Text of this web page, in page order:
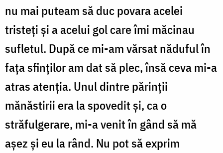
nu mai puteam să duc povara acelei
tristeți și a acelui gol care îmi măcinau
sufletul. După ce mi-am vărsat năduful în
fața sfinților am dat să plec, însă ceva mi-a
atras atenția. Unul dintre părinții
mănăstirii era la spovedit și, ca o
străfulgerare, mi-a venit în gând să mă
așez și eu la rând. Nu pot să exprim